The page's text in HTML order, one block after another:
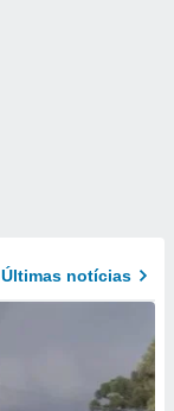
Últimas notícias